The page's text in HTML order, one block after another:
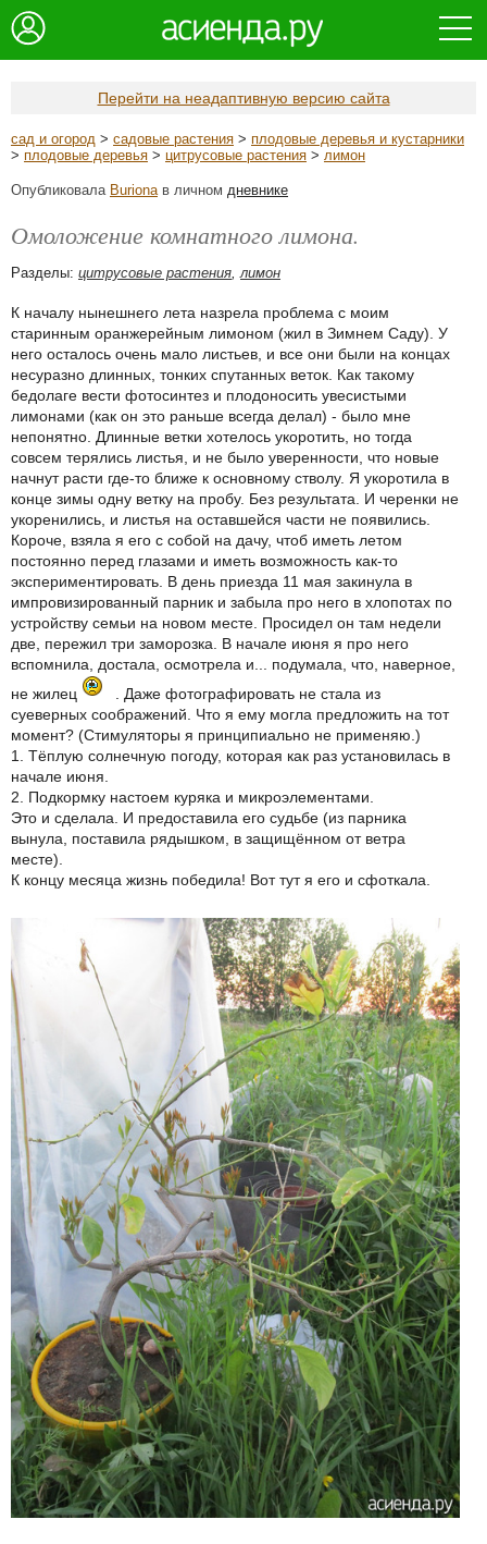
Перейти на неадаптивную версию сайта
сад и огород > садовые растения > плодовые деревья и кустарники
> плодовые деревья > цитрусовые растения > лимон
Опубликовала Burionaв личном дневнике
Омоложение комнатного лимона.
Разделы: цитрусовые растения,лимон
К началу нынешнего лета назрела проблема с моим
старинным оранжерейным лимоном (жил в Зимнем Саду). У
него осталось очень мало листьев, и все они были на концах
несуразно длинных, тонких спутанных веток. Как такому
бедолаге вести фотосинтез и плодоносить увесистыми
лимонами (как он это раньше всегда делал) - было мне
непонятно. Длинные ветки хотелось укоротить, но тогда
совсем терялись листья, и не было уверенности, что новые
начнут расти где-то ближе к основному стволу. Я укоротила в
конце зимы одну ветку на пробу. Без результата. И черенки не
укоренились, и листья на оставшейся части не появились.
Короче, взяла я его с собой на дачу, чтоб иметь летом
постоянно перед глазами и иметь возможность как-то
экспериментировать. В день приезда 11 мая закинула в
импровизированный парник и забыла про него в хлопотах по
устройству семьи на новом месте. Просидел он там недели
две, пережил три заморозка. В начале июня я про него
вспомнила, достала, осмотрела и... подумала, что, наверное,
не жилец
. Даже фотографировать не стала из
суеверных соображений. Что я ему могла предложить на тот
момент? (Стимуляторы я принципиально не применяю.)
1. Тёплую солнечную погоду, которая как раз установилась в
начале июня.
2. Подкормку настоем куряка и микроэлементами.
Это и сделала. И предоставила его судьбе (из парника
вынула, поставила рядышком, в защищённом от ветра
месте).
К концу месяца жизнь победила! Вот тут я его и сфоткала.